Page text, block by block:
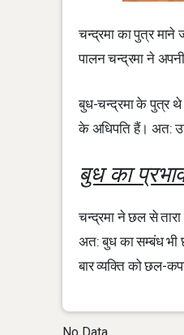
चन्द्रमा का पुत्र माने
पालन चन्द्रमा ने
बुध-चन्द्रमा के पुत्र थे
के अधिपति हैं। अत:
बुध का
चन्द्रमा ने छल से
अत: बुध का सम्बंध भी
बार व्यक्ति को छल-